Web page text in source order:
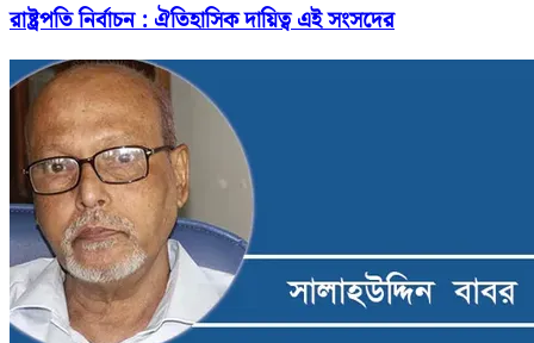
রাষ্ট্রপতি নির্বাচন : ঐতিহাসিক দায়িত্ব এই সংসদের